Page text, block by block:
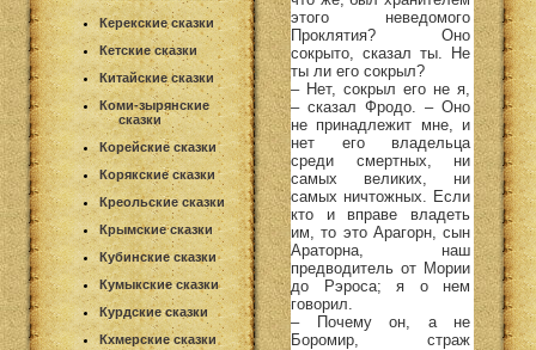
Керекские сказки
Кетские сказки
Китайские сказки
Коми-зырянские
сказки
Корейские сказки
Корякские сказки
Креольские сказки
Крымские сказки
Кубинские сказки
Кумыкские сказки
Курдские сказки
Кхмерские сказки
этого неведомого
Проклятия? Оно
сокрыто, сказал ты. Не
ты ли его сокрыл?
– Нет, сокрыл его не я,
– сказал Фродо. – Оно
не принадлежит мне, и
нет его владельца
среди смертных, ни
самых великих, ни
самых ничтожных. Если
кто и вправе владеть
им, то это Арагорн, сын
Араторна, наш
предводитель от Мории
до Рэроса; я о нем
говорил.
– Почему он, а не
Боромир, страж